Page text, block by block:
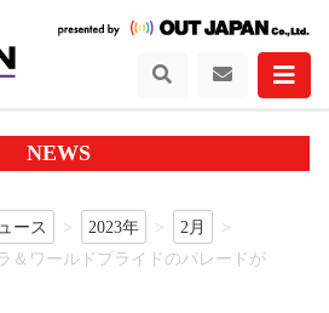
NEWS
ース 2023年
2月
＆ワールドプライドのパレードが